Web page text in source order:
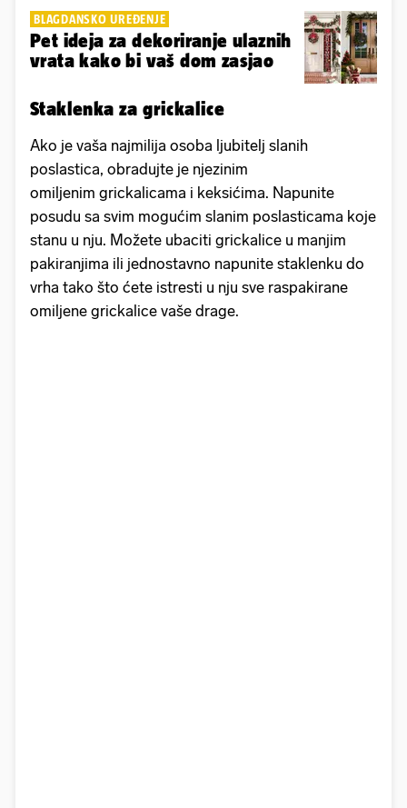
BLAGDANSKO UREĐENJE
Pet ideja za dekoriranje ulaznih
vrata kako bi vaš dom zasjao
Staklenka za grickalice
Ako je vaša najmilija osoba ljubitelj slanih
poslastica, obradujte je njezinim
omiljenim grickalicama i keksićima. Napunite
posudu sa svim mogućim slanim poslasticama koje
stanu u nju. Možete ubaciti grickalice u manjim
pakiranjima ili jednostavno napunite staklenku do
vrha tako što ćete istresti u nju sve raspakirane
omiljene grickalice vaše drage.